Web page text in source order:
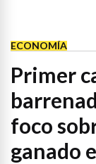
ECONOMÍA
Primer
foco
ganado